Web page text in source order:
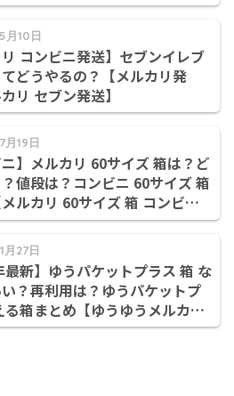
月10日
リ コンビニ発送】セブンイレブ
どうやるの？【メルカリ発
リ セブン発送】
月19日
ニ】メルカリ 60サイズ 箱は？ど
値段は？コンビニ 60サイズ 箱
ルカリ 60サイズ 箱 コンビ
ズ ダンボール コンビニ/メルカ
ビニ/メルカリ 60サイズ コンビ
月27日
最新】ゆうパケットプラス 箱 な
？再利用は？ゆうパケットプ
る箱まとめ【ゆうゆうメルカリ
パケットプラス 箱】